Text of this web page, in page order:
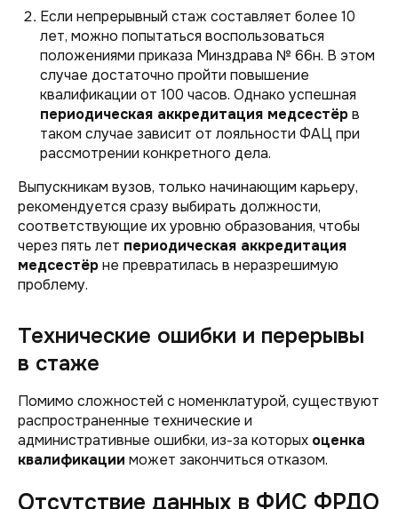
Если непрерывный стаж составляет более 10
лет, можно попытаться воспользоваться
положениями приказа Минздрава № 66н. В этом
случае достаточно пройти повышение
квалификации от 100 часов. Однако успешная
периодическая аккредитация медсестёрв
таком случае зависит от лояльности ФАЦ при
рассмотрении конкретного дела.
Выпускникам вузов, только начинающим карьеру,
рекомендуется сразу выбирать должности,
соответствующие их уровню образования, чтобы
через пять лет периодическая аккредитация
медсестёрне превратилась в неразрешимую
проблему.
Технические ошибки и перерывы
в стаже
Помимо сложностей с номенклатурой, существуют
распространенные технические и
административные ошибки, из-за которых оценка
квалификации может закончиться отказом.
Отсутствие данных в ФИС ФРДО